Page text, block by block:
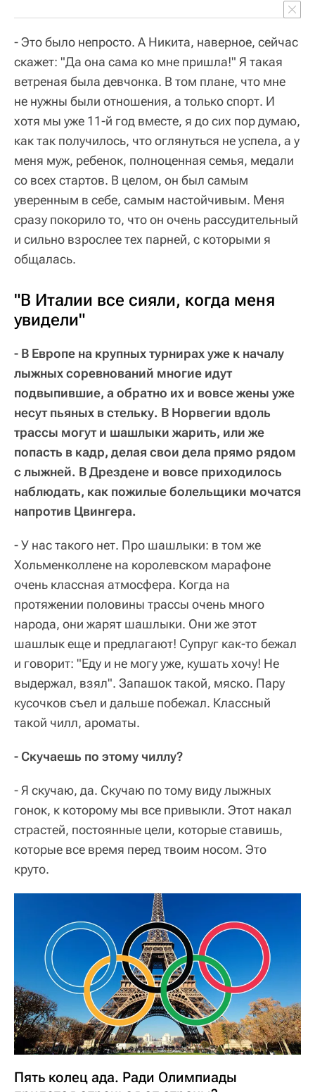
- Это было непросто. А Никита, наверное, сейчас
скажет: "Да она сама ко мне пришла!" Я такая
ветреная была девчонка. В том плане, что мне
не нужны были отношения, а только спорт. И
хотя мы уже 11-й год вместе, я до сих пор думаю,
как так получилось, что оглянуться не успела, а у
меня муж, ребенок, полноценная семья, медали
со всех стартов. В целом, он был самым
уверенным в себе, самым настойчивым. Меня
сразу покорило то, что он очень рассудительный
и сильно взрослее тех парней, с которыми я
общалась.
"В Италии все сияли, когда меня
увидели"
- В Европе на крупных турнирах уже к началу
лыжных соревнований многие идут
подвыпившие, а обратно их и вовсе жены уже
несут пьяных в стельку. В Норвегии вдоль
трассы могут и шашлыки жарить, или же
попасть в кадр, делая свои дела прямо рядом
с лыжней. В Дрездене и вовсе приходилось
наблюдать, как пожилые болельщики мочатся
напротив Цвингера.
- У нас такого нет. Про шашлыки: в том же
Хольменколлене на королевском марафоне
очень классная атмосфера. Когда на
протяжении половины трассы очень много
народа, они жарят шашлыки. Они же этот
шашлык еще и предлагают! Супруг как-то бежал
и говорит: "Еду и не могу уже, кушать хочу! Не
выдержал, взял". Запашок такой, мяско. Пару
кусочков съел и дальше побежал. Классный
такой чилл, ароматы.
- Скучаешь по этому чиллу?
- Я скучаю, да. Скучаю по тому виду лыжных
гонок, к которому мы все привыкли. Этот накал
страстей, постоянные цели, которые ставишь,
которые все время перед твоим носом. Это
круто.
Пять колец ада. Ради Олимпиады